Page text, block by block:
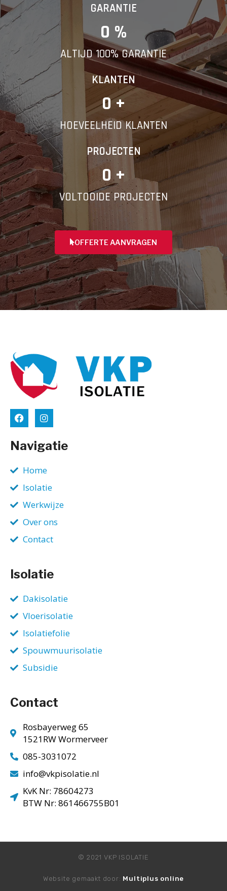
GARANTIE
0 %
ALTIJD 100% GARANTIE
KLANTEN
0 +
HOEVEELHEID KLANTEN
PROJECTEN
0 +
VOLTOOIDE PROJECTEN
OFFERTE AANVRAGEN
Navigatie
Home
Isolatie
Werkwijze
Over ons
Contact
Isolatie
Dakisolatie
Vloerisolatie
Isolatiefolie
Spouwmuurisolatie
Subsidie
Contact
Rosbayerweg 65
1521RW Wormerveer
085-3031072
info@vkpisolatie.nl
KvK Nr: 78604273
BTW Nr: 861466755B01
© 2021 VKP ISOLATIE
Website gemaakt door: Multiplus online